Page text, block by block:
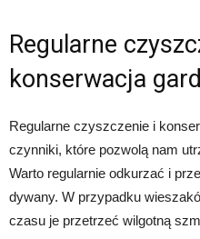
Regularne
konserwacja
Regularne czyszczenie i
czynniki, które pozwolą nam
Warto regularnie odkurzać i
dywany. W przypadku
czasu je przetrzeć wilgotną